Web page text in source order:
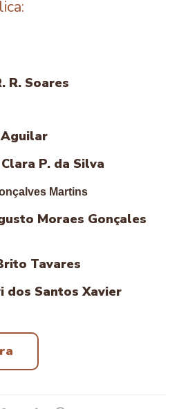
R. Soares
P. da Silva
Martins
Moraes Gonçales
Tavares
dos Santos Xavier